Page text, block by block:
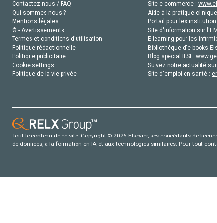
Contactez-nous / FAQ
Qui sommes-nous ?
Mentions légales
© - Avertissements
Termes et conditions d'utilisation
Politique rédactionnelle
Politique publicitaire
Cookie settings
Politique de la vie privée
Site e-commerce :
Aide à la pratique
Portail pour les
Site d'information sur
E-learning pour les
Bibliothèque d'e-books
Blog special IFSI :
Suivez notre actualité
Site d'emploi en santé :
Tout le contenu de ce site: Copyright © 2026 Elsevier, ses concédants de
de données, a la formation en IA et aux technologies similaires. Pour tout